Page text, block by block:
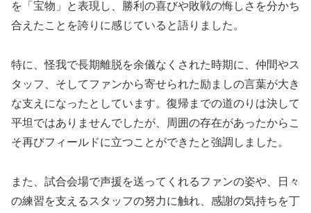
を「宝物」と表現し、勝利の喜びや敗戦の悔しさを分かち
合えたことを誇りに感じていると語りました。
特に、怪我で長期離脱を余儀なくされた時期に、仲間やス
タッフ、そしてファンから寄せられた励ましの言葉が大き
な支えになったとしています。復帰までの道のりは決して
平坦ではありませんでしたが、周囲の存在があったからこ
そ再びフィールドに立つことができたと強調しました。
また、試合会場で声援を送ってくれるファンの姿や、日々
の練習を支えるスタッフの努力に触れ、感謝の気持ちを丁